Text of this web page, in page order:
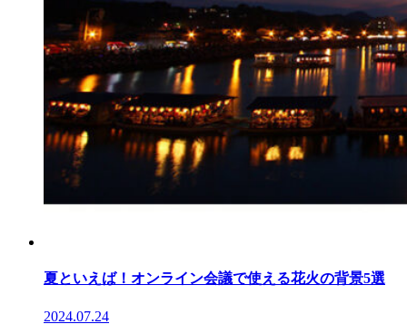
夏といえば！オンライン会議で使える花火の背景5選
2024.07.24